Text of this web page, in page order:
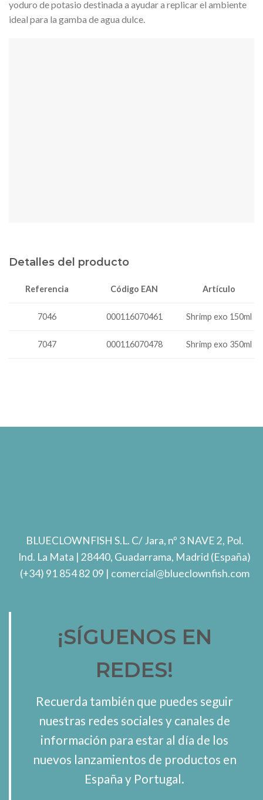
yoduro de potasio destinada a ayudar a replicar el ambiente
ideal para la gamba de agua dulce.
Detalles del producto
Referencia Código EAN Artículo
7046 000116070461 Shrimp exo 150ml
7047 000116070478 Shrimp exo 350ml
BLUECLOWNFISH S.L. C/ Jara, nº 3 NAVE 2, Pol.
Ind. La Mata | 28440, Guadarrama, Madrid (España)
(+34) 91 854 82 09 | comercial@blueclownfish.com
¡SÍGUENOS EN
REDES!
Recuerda también que puedes seguir
nuestras redes sociales y canales de
información para estar al día de los
nuevos lanzamientos de productos en
España y Portugal.